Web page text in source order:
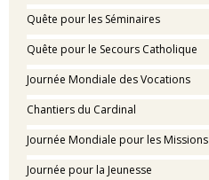
Quête pour les Séminaires
Quête pour le Secours Catholique
Journée Mondiale des Vocations
Chantiers du Cardinal
Journée Mondiale pour les Missions
Journée pour la Jeunesse